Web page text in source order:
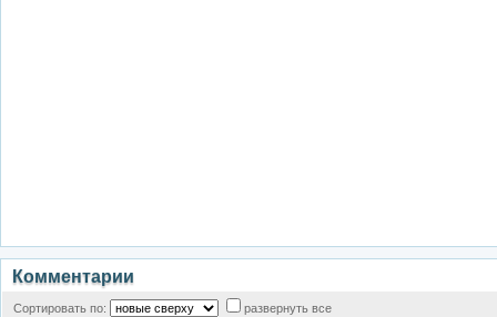
Комментарии
Сортировать по: развернуть все